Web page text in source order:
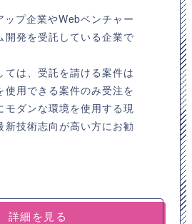
ップ企業やWebベンチャー
開発を受託している企業で
ては、受託を請ける案件は
使用できる案件のみ受注を
モダンな環境を使用する現
新技術志向が高い方にお勧
詳細を見る